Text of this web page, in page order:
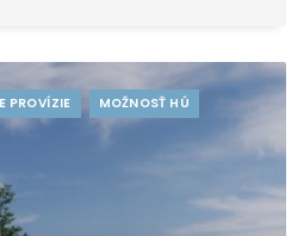
PROVÍZIE MOŽNOSŤ HÚ